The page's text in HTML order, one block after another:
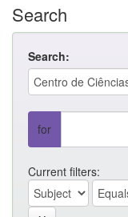
Search
Search:
for
Current filters: